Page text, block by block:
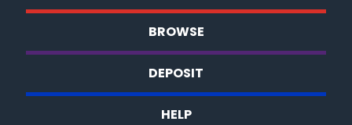
BROWSE
DEPOSIT
HELP